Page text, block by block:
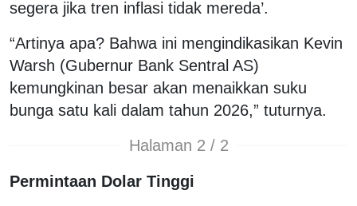
segera jika tren inflasi tidak mereda’.
“Artinya apa? Bahwa ini mengindikasikan Kevin
Warsh (Gubernur Bank Sentral AS)
kemungkinan besar akan menaikkan suku
bunga satu kali dalam tahun 2026,” tuturnya.
Halaman 2 / 2
Permintaan Dolar Tinggi